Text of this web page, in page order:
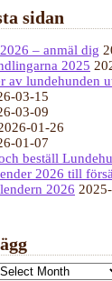
sidan
– anmäl dig
2025
av lundehunden
03-15
03-09
01-26
01-07
beställ
2026 till
2026